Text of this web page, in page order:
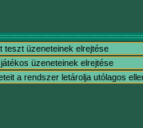
teszt üzeneteinek elrejtése
üzeneteinek elrejtése
a rendszer letárolja utólagos